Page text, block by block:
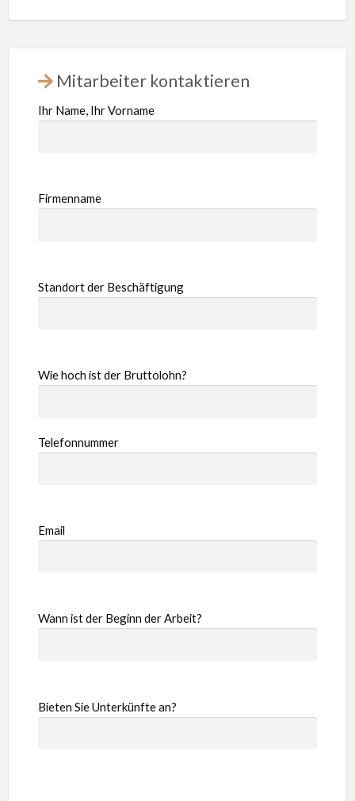
Mitarbeiter kontaktieren
Ihr Name, Ihr Vorname
Firmenname
Standort der Beschäftigung
Wie hoch ist der Bruttolohn?
Telefonnummer
Email
Wann ist der Beginn der Arbeit?
Bieten Sie Unterkünfte an?